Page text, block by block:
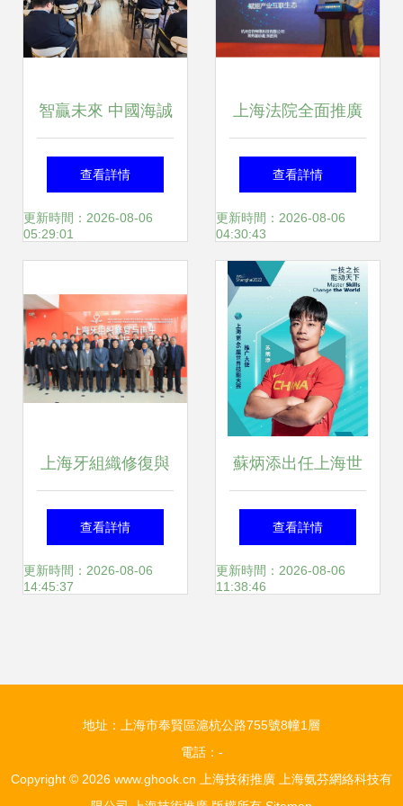
智贏未來 中國海誠
承辦上海市BIM技
術成果與應用創新
行業技術推廣新浪
潮
查看詳情
更新時間：2026-08-06
05:29:01
上海法院全面推廣
電子卷宗 可信電子
數據引領司法智能
化未來
查看詳情
更新時間：2026-08-06
04:30:43
上海牙組織修復與
再生工程技術研究
中心啟動會暨揭牌
查看詳情
更新時間：2026-08-06
14:45:37
蘇炳添出任上海世
界技能大賽推廣大
使，奧運傳奇與技
查看詳情
更新時間：2026-08-06
11:38:46
地址：上海市奉賢區滬杭公路755號8幢1層
電話：-
Copyright © 2026 www.ghook.cn 上海技術推廣
上海氨芬網絡科技有